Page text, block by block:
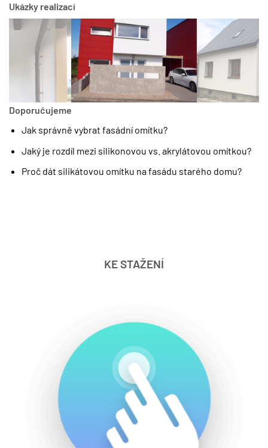
Ukázky realizací
Doporučujeme
Jak správně vybrat fasádní omítku?
Jaký je rozdíl mezi silikonovou vs. akrylátovou omítkou?
Proč dát silikátovou omítku na fasádu starého domu?
KE STAŽENÍ